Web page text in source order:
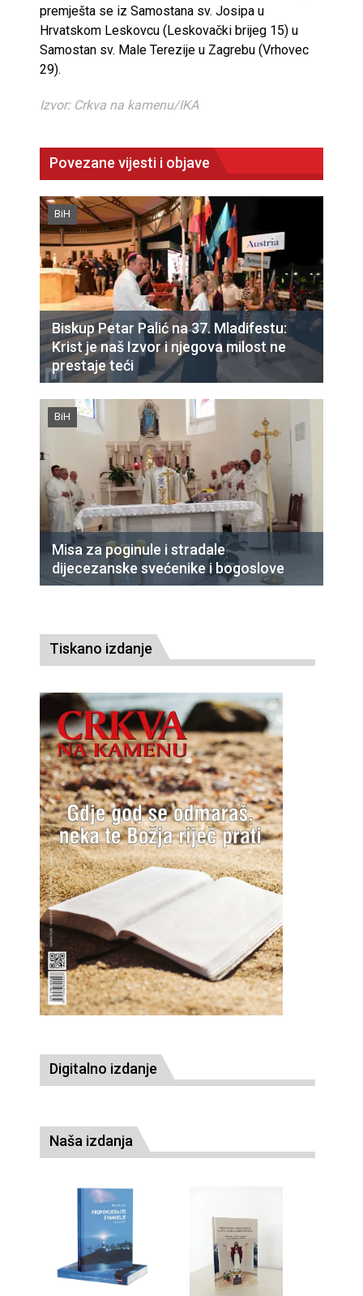
premješta se iz Samostana sv. Josipa u
Hrvatskom Leskovcu (Leskovački brijeg 15) u
Samostan sv. Male Terezije u Zagrebu (Vrhovec
29).
Izvor: Crkva na kamenu/IKA
Povezane vijesti i objave
BiH
Biskup Petar Palić na 37. Mladifestu:
Krist je naš Izvor i njegova milost ne
prestaje teći
BiH
Misa za poginule i stradale
dijecezanske svećenike i bogoslove
Tiskano izdanje
Digitalno izdanje
Naša izdanja